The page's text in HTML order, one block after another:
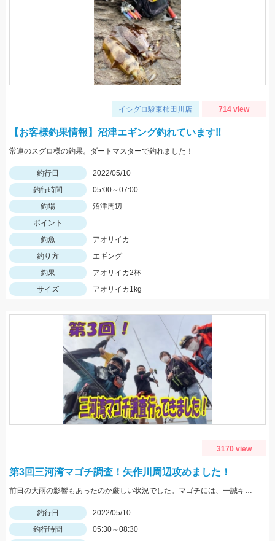
イシグロ駿東柿田川店 714 view
【お客様釣果情報】沼津エギング釣れています‼
常連のスグロ様の釣果。ダートマスターで釣れました！
釣行日
2022/05/10
釣行時間
05:00～07:00
釣場
沼津周辺
ポイント
釣魚
アオリイカ
釣り方
エギング
釣果
アオリイカ2杯
サイズ
アオリイカ1kg
3170 view
第3回三河湾マゴチ調査！矢作川周辺攻めました！
前日の大雨の影響もあったのか厳しい状況でした。マゴチには、一誠キャラメルシャッドが使いやすくオススメ！
釣行日
2022/05/10
釣行時間
05:30～08:30